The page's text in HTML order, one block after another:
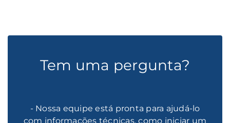
Tem uma pergunta?
- Nossa equipe está pronta para ajudá-lo
com informações técnicas, como iniciar um